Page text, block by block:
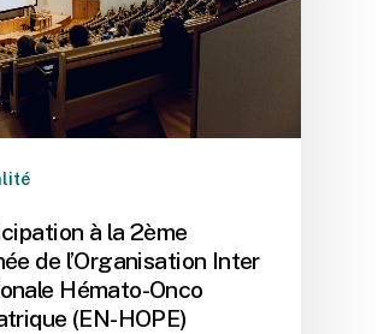
à la 2ème
de l’Organisation Inter
Hémato-Onco
(EN-HOPE)